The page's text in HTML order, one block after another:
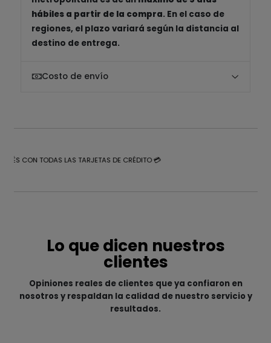
hábiles a partir de la compra. En el caso de
regiones, el plazo variará según la distancia al
destino de entrega.
Costo de envío
CON TODAS LAS TARJETAS DE CRÉDITO 💳
Lo que dicen nuestros
clientes
Opiniones reales de clientes que ya confiaron en
nosotros y respaldan la calidad de nuestro servicio y
resultados.